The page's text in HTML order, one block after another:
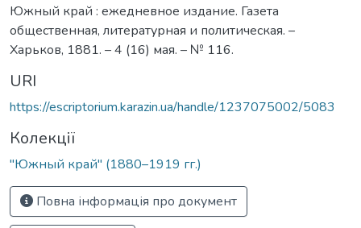
Южный край : ежедневное издание. Газета
общественная, литературная и политическая. –
Харьков, 1881. – 4 (16) мая. – № 116.
URI
https://escriptorium.karazin.ua/handle/1237075002/5083
Колекції
"Южный край" (1880–1919 гг.)
Повна інформація про документ